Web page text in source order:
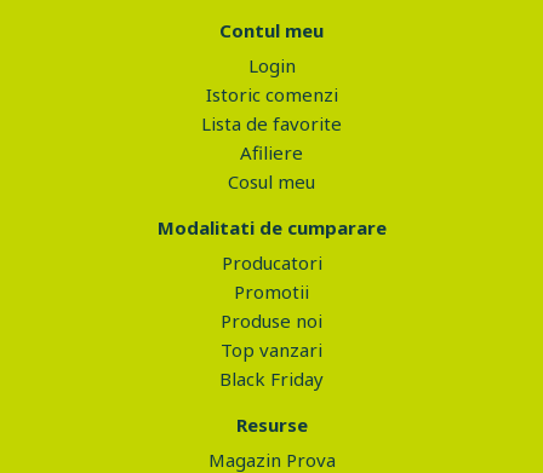
Contul meu
Login
Istoric comenzi
Lista de favorite
Afiliere
Cosul meu
Modalitati de cumparare
Producatori
Promotii
Produse noi
Top vanzari
Black Friday
Resurse
Magazin Prova